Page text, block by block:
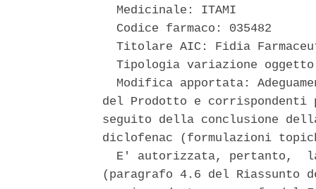
  Medicinale: ITAMI
  Codice farmaco: 035482
Titolare AIC: Fidia
Tipologia variazione
Modifica apportata:
del Prodotto e
seguito della conclusione della
diclofenac (formulazioni
E' autorizzata, pertanto,
(paragrafo 4.6 del